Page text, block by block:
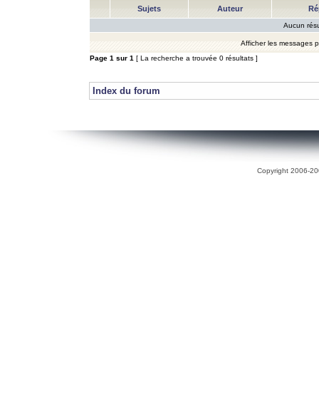
Sujets Auteur
Aucun
Afficher les messages
Page 1 sur 1 [ La recherche a trouvée 0 résultats ]
Index du forum
Copyright 2006-